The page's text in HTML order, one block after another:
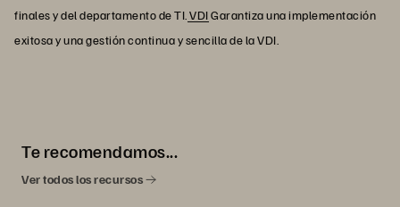
finales y del departamento de TI.VDIGarantiza una implementación
exitosa y una gestión continua y sencilla de la VDI.
Te recomendamos...
Ver todos los recursos